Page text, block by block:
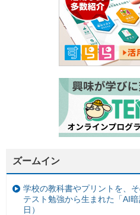
ズームイン
学校の教科書やプリントを、
テスト勉強から生まれた「AI
日）